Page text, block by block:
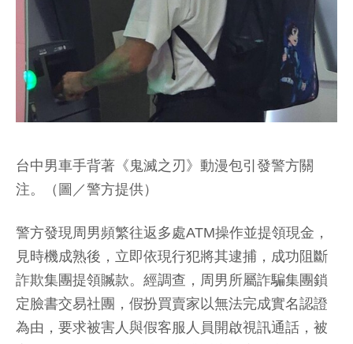
台中男車手背著《鬼滅之刃》動漫包引發警方關
注。（圖／警方提供）
警方發現周男頻繁往返多處ATM操作並提領現金，
見時機成熟後，立即依現行犯將其逮捕，成功阻斷
詐欺集團提領贓款。經調查，周男所屬詐騙集團鎖
定臉書交易社團，假扮買賣家以無法完成實名認證
為由，要求被害人與假客服人員開啟視訊通話，被